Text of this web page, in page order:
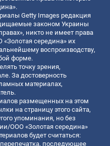
Getty Images редакция
законом Украины
никто не имеет права
середина» их
воспроизводству,
форме.
точку зрения,
За достоверность
материалах,
размещенных на этом
на страницу этого сайта,
упоминания, но без
ООО «Золотая середина»
будет считаться:
последующее